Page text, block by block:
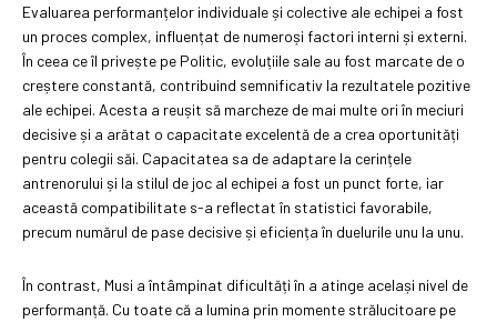
Evaluarea performanțelor individuale și colective ale echipei a fost
un proces complex, influențat de numeroși factori interni și externi.
În ceea ce îl privește pe Politic, evoluțiile sale au fost marcate de o
creștere constantă, contribuind semnificativ la rezultatele pozitive
ale echipei. Acesta a reușit să marcheze de mai multe ori în meciuri
decisive și a arătat o capacitate excelentă de a crea oportunități
pentru colegii săi. Capacitatea sa de adaptare la cerințele
antrenorului și la stilul de joc al echipei a fost un punct forte, iar
această compatibilitate s-a reflectat în statistici favorabile,
precum numărul de pase decisive și eficiența în duelurile unu la unu.
În contrast, Musi a întâmpinat dificultăți în a atinge același nivel de
performanță. Cu toate că a lumina prin momente strălucitoare pe